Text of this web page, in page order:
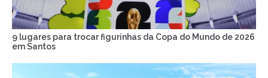
9 lugares para trocar figurinhas da Copa do Mundo de 2026
em Santos